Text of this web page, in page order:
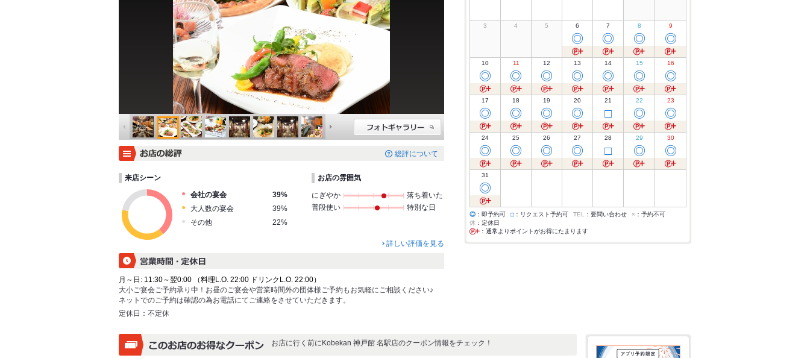
総評について
来店シーン
会社の宴会
39%
大人数の宴会
39%
その他
22%
お店の雰囲気
にぎやか
落ち着いた
普段使い
特別な日
詳しい評価を見る
月～日: 11:30～翌0:00 （料理L.O. 22:00 ドリンクL.O. 22:00）
大小ご宴会ご予約承り中！お昼のご宴会や営業時間外の団体様ご予約もお気軽にご相談ください♪
ネットでのご予約は確認の為お電話にてご連絡をさせていただきます。
定休日： 不定休
3 4 5 6
◎
7
◎
8
◎
9
◎
10
◎
11
◎
12
◎
13
◎
14
◎
15
◎
16
◎
17
◎
18
◎
19
◎
20
◎
21
□
22
◎
23
◎
24
◎
25
◎
26
◎
27
◎
28
□
29
◎
30
◎
31
◎
◎ ：即予約可 □ ：リクエスト予約可 TEL ：要問い合わせ × ：予約不可
休 ：定休日
：通常よりポイントがお得にたまります
お店に行く前にKobekan 神戸館 名駅店のクーポン情報をチェック！